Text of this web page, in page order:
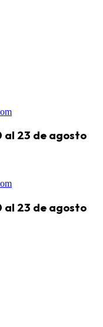
al 23 de agosto
al 23 de agosto